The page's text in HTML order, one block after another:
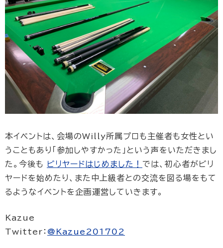
本イベントは、会場のWilly所属プロも主催者も女性とい
うこともあり「参加しやすかった」という声をいただきまし
た。今後も
ビリヤードはじめました！ では、初心者がビリ
ヤードを始めたり、また中上級者との交流を図る場をもて
るようなイベントを企画運営していきます。
Kazue
Twitter： @Kazue201702